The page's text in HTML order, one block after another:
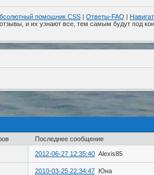
помощник CSS Ответы-FAQ
и их узнают все, тем самым будут под
Последнее сообщение
2012-06-27 12:35:40 Alexis85
2010-03-25 22:34:47 Юна